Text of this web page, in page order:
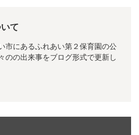
て
市にあるふれあい第２保育園の公
のの出来事をブログ形式で更新し